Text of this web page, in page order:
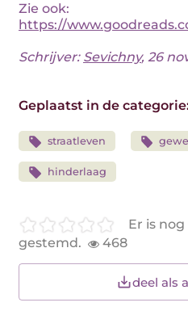
Zie ook:
https://
Schrijver: Sevichny, 26
Geplaatst in de
straatleven
hinderlaag
Er is
gestemd.
468
deel als